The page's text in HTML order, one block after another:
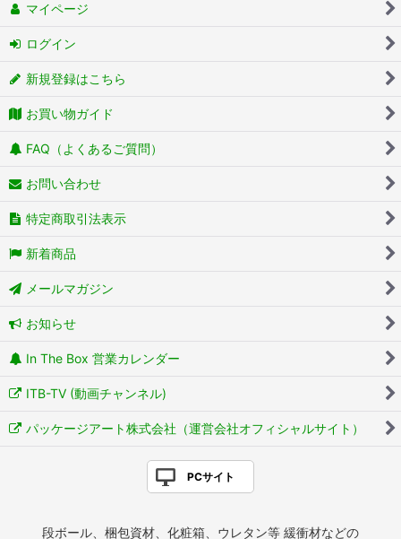
マイページ
ログイン
新規登録はこちら
お買い物ガイド
FAQ（よくあるご質問）
お問い合わせ
特定商取引法表示
新着商品
メールマガジン
お知らせ
In The Box 営業カレンダー
ITB-TV (動画チャンネル)
パッケージアート株式会社（運営会社オフィシャルサイト）
PCサイト
段ボール、梱包資材、化粧箱、ウレタン等 緩衝材などの